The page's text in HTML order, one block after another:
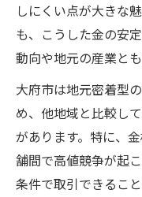
資産形成に役
金相場が
買取を視
金相場を
大府市で
金買取の
大府市で賢く
しにくい点が大きな
も、こうした金の安
動向や地元の産業と
大府市は地元密着型
め、他地域と比較し
があります。特に、
舗間で高値競争が起
条件で取引できること